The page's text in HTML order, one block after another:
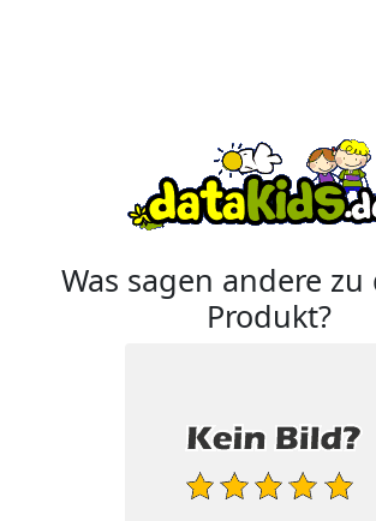
Was sagen andere zu
Produkt?